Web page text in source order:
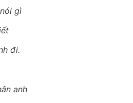
gì
đi.
anh